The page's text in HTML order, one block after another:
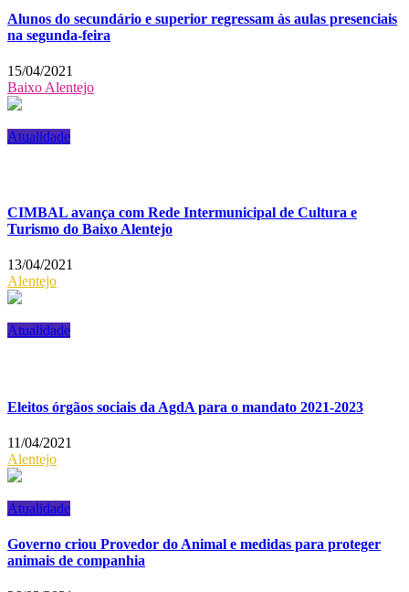
Alunos do secundário e superior regressam às aulas presenciais
na segunda-feira
15/04/2021
Baixo Alentejo
Atualidade
CIMBAL avança com Rede Intermunicipal de Cultura e
Turismo do Baixo Alentejo
13/04/2021
Alentejo
Atualidade
Eleitos órgãos sociais da AgdA para o mandato 2021-2023
11/04/2021
Alentejo
Atualidade
Governo criou Provedor do Animal e medidas para proteger
animais de companhia